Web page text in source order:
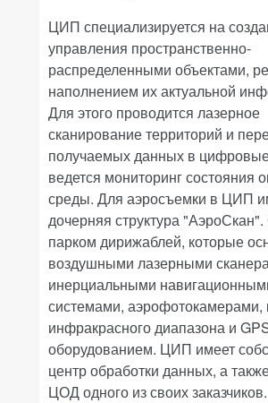
ЦИП специализируется на
управления пространственно-
распределенными объектами,
наполнением их актуальной
Для этого проводится лазерное
сканирование территорий и
получаемых данных в
ведется мониторинг состояния
среды. Для аэросъемки в ЦИП
дочерняя структура
парком дирижаблей, которые
воздушными лазерными
инерциальными
системами, аэрофотокамерами,
инфракрасного диапазона и
оборудованием. ЦИП имеет
центр обработки данных, а
ЦОД одного из своих заказчиков.